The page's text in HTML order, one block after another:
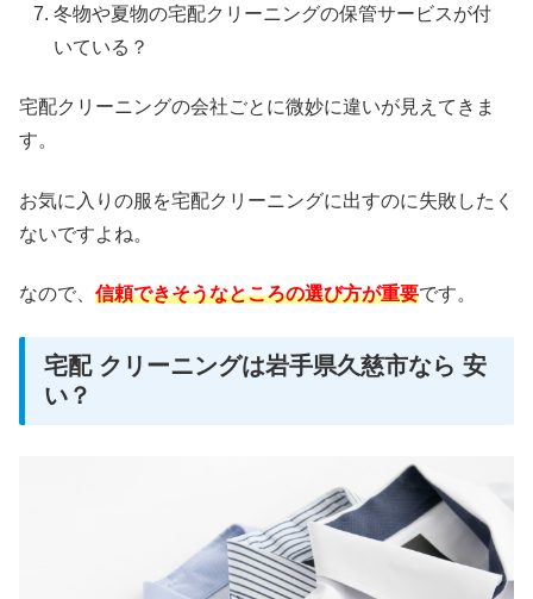
冬物や夏物の宅配クリーニングの保管サービスが付
いている？
宅配クリーニングの会社ごとに微妙に違いが見えてきま
す。
お気に入りの服を宅配クリーニングに出すのに失敗したく
ないですよね。
なので、 信頼できそうなところの選び方が重要です。
宅配 クリーニングは岩手県久慈市なら 安
い？